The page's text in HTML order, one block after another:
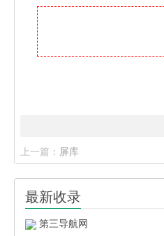
上一篇： 屏库
最新收录
第三导航网